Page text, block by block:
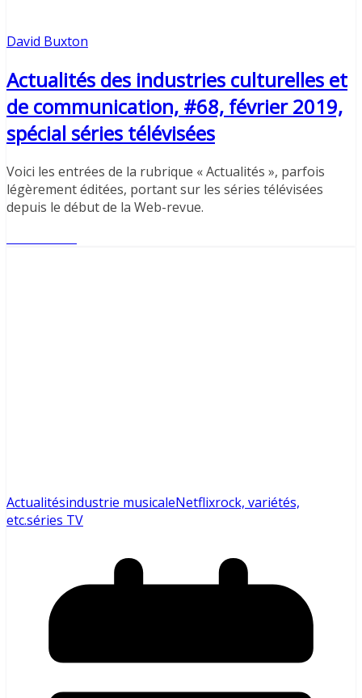
David Buxton
Actualités des industries culturelles et
de communication, #68, février 2019,
spécial séries télévisées
Voici les entrées de la rubrique « Actualités », parfois
légèrement éditées, portant sur les séries télévisées
depuis le début de la Web-revue.
Actualitésindustrie musicaleNetflixrock, variétés,
etc.séries TV